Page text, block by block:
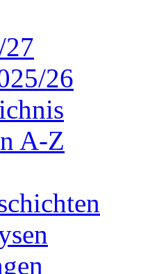
27
26
A-Z